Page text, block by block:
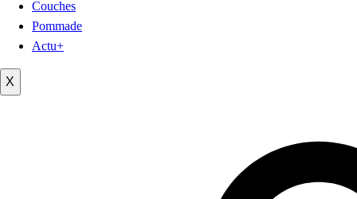
Couches
Pommade
Actu+
X